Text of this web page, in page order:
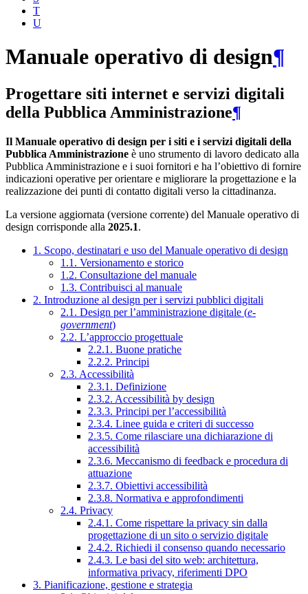
T
U
Manuale operativo di design¶
Progettare siti internet e servizi digitali
della Pubblica Amministrazione¶
Il Manuale operativo di design per i siti e i servizi digitali della
Pubblica Amministrazione è uno strumento di lavoro dedicato alla
Pubblica Amministrazione e i suoi fornitori e ha l’obiettivo di fornire
indicazioni operative per orientare e migliorare la progettazione e la
realizzazione dei punti di contatto digitali verso la cittadinanza.
La versione aggiornata (versione corrente) del Manuale operativo di
design corrisponde alla 2025.1.
1. Scopo, destinatari e uso del Manuale operativo di design
1.1. Versionamento e storico
1.2. Consultazione del manuale
1.3. Contribuisci al manuale
2. Introduzione al design per i servizi pubblici digitali
2.1. Design per l’amministrazione digitale (e-
government)
2.2. L’approccio progettuale
2.2.1. Buone pratiche
2.2.2. Principi
2.3. Accessibilità
2.3.1. Definizione
2.3.2. Accessibilità by design
2.3.3. Principi per l’accessibilità
2.3.4. Linee guida e criteri di successo
2.3.5. Come rilasciare una dichiarazione di
accessibilità
2.3.6. Meccanismo di feedback e procedura di
attuazione
2.3.7. Obiettivi accessibilità
2.3.8. Normativa e approfondimenti
2.4. Privacy
2.4.1. Come rispettare la privacy sin dalla
progettazione di un sito o servizio digitale
2.4.2. Richiedi il consenso quando necessario
2.4.3. Le basi del sito web: architettura,
informativa privacy, riferimenti DPO
3. Pianificazione, gestione e strategia